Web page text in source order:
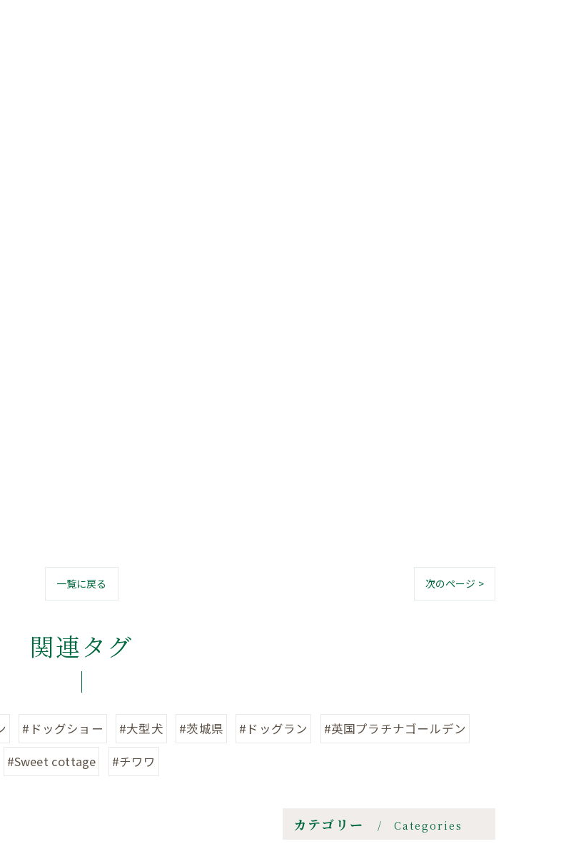
一覧に戻る 次のページ >
関連タグ
#ドッグショー #大型犬 #茨城県 #ドッグラン
#英国プラチナゴールデン
#Sweet cottage
#チワワ
カテゴリー Categories